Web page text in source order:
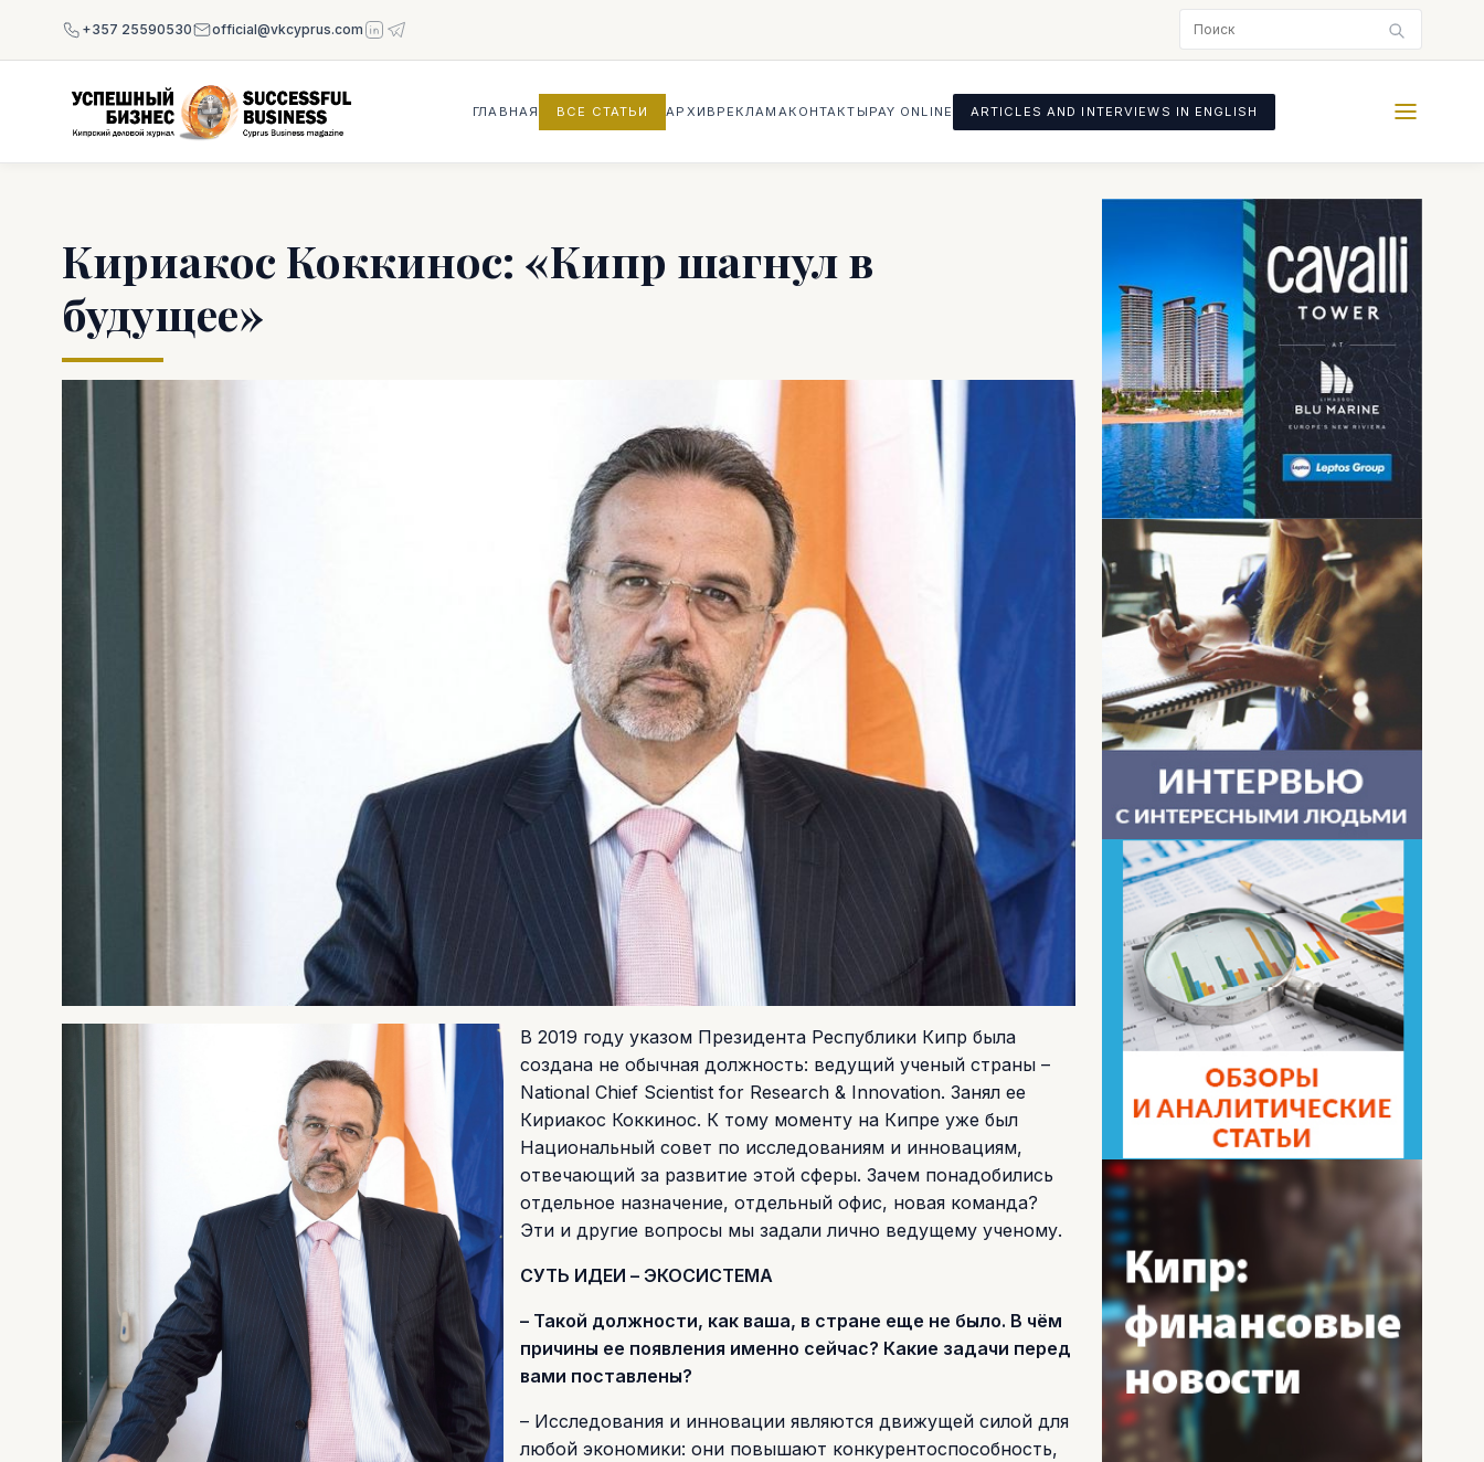
+357 25590530 official@vkcyprus.com
ГЛАВНАЯ ВСЕ СТАТЬИ АРХИВ РЕКЛАМА КОНТАКТЫ PAY ONLINE ARTICLES AND INTERVIEWS IN ENGLISH
Кириакос Коккинос: «Кипр шагнул в
будущее»
В 2019 году указом Президента Республики Кипр была
создана не обычная должность: ведущий ученый страны –
National Chief Scientist for Research & Innovation. Занял ее
Кириакос Коккинос. К тому моменту на Кипре уже был
Национальный совет по исследованиям и инновациям,
отвечающий за развитие этой сферы. Зачем понадобились
отдельное назначение, отдельный офис, новая команда?
Эти и другие вопросы мы задали лично ведущему ученому.
СУТЬ ИДЕИ – ЭКОСИСТЕМА
– Такой должности, как ваша, в стране еще не было. В чём
причины ее появления именно сейчас? Какие задачи перед
вами поставлены?
– Исследования и инновации являются движущей силой для
любой экономики: они повышают конкурентоспособность,